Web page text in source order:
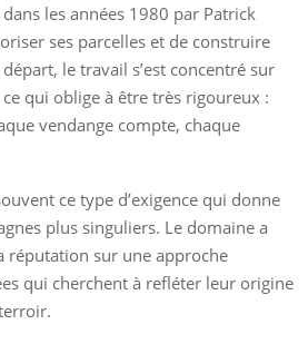
les années 1980 par Patrick
ses parcelles et de construire
le travail s’est concentré sur
qui oblige à être très rigoureux :
vendange compte, chaque
ce type d’exigence qui donne
plus singuliers. Le domaine a
réputation sur une approche
qui cherchent à refléter leur origine